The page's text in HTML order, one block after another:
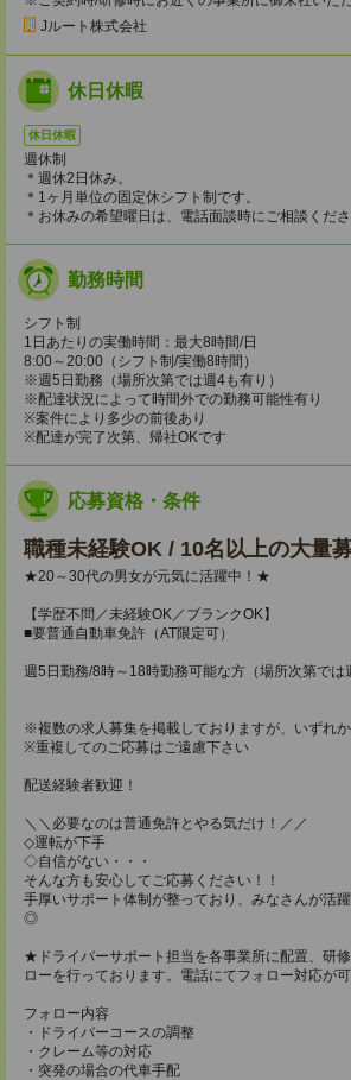
Jルート株式会社
休日休暇
休日休暇
週休制
＊週休2日休み。
＊1ヶ月単位の固定休シフト制です。
＊お休みの希望曜日は、電話面談時にご相談くださ
勤務時間
シフト制
1日あたりの実働時間：最大8時間/日
8:00～20:00（シフト制/実働8時間）
※週5日勤務（場所次第では週4も有り）
※配達状況によって時間外での勤務可能性有り
※案件により多少の前後あり
※配達が完了次第、帰社OKです
応募資格・条件
職種未経験OK / 10名以上の大量
★20～30代の男女が元気に活躍中！★
【学歴不問／未経験OK／ブランクOK】
■要普通自動車免許（AT限定可）
週5日勤務/8時～18時勤務可能な方（場所次第では
※複数の求人募集を掲載しておりますが、いずれ
※重複してのご応募はご遠慮下さい
配送経験者歓迎！
＼＼必要なのは普通免許とやる気だけ！／／
◇運転が下手
◇自信がない・・・
そんな方も安心してご応募ください！！
手厚いサポート体制が整っており、みなさんが活
◎
★ドライバーサポート担当を各事業所に配置、研
ローを行っております。電話にてフォロー対応が可
フォロー内容
・ドライバーコースの調整
・クレーム等の対応
・突発の場合の代車手配